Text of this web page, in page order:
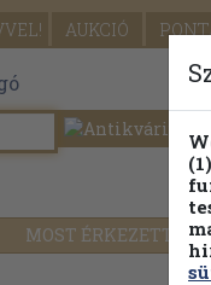
AUKCIÓ
MOST ÉRKEZETT